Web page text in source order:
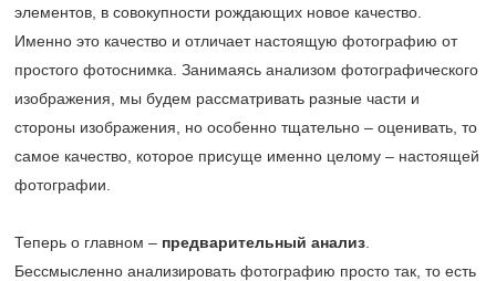
элементов, в совокупности рождающих новое качество.
Именно это качество и отличает настоящую фотографию от
простого фотоснимка. Занимаясь анализом фотографического
изображения, мы будем рассматривать разные части и
стороны изображения, но особенно тщательно – оценивать, то
самое качество, которое присуще именно целому – настоящей
фотографии.
Теперь о главном – предварительный анализ
Бессмысленно анализировать фотографию просто так, то есть